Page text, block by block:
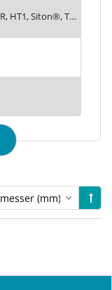
HE, HNBR, HT1, Siton®, Tempaflex, Therban®, Thermalon®